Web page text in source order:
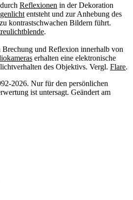
Reflexionen in der Dekoration
entsteht und zur Anhebung des
kontrastschwachen Bildern führt.
.
Brechung und Reflexion innerhalb von
erhalten eine elektronische
des Objektivs. Vergl. Flare.
2026. Nur für den persönlichen
ist untersagt. Geändert am